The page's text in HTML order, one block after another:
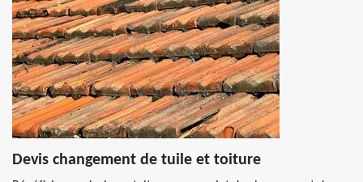
Devis changement de tuile et toiture